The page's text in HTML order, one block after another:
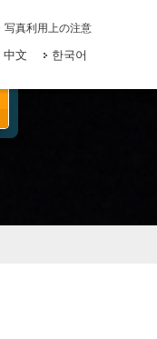
写真利用上の注意
中文 한국어